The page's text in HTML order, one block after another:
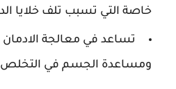
خاصة التي تسبب تلف خلايا
تساعد في معالجة
ومساعدة الجسم في